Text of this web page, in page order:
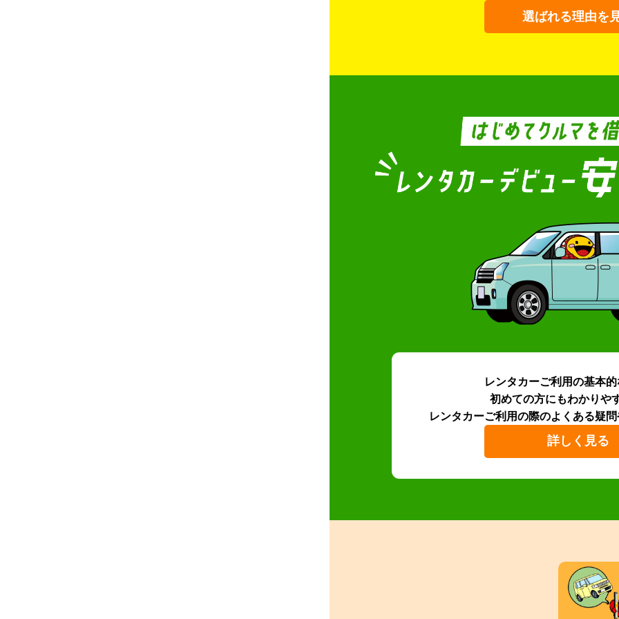
選ばれる理由を
レンタカーご利用の基本
初めての方にもわかりや
レンタカーご利用の際のよくある疑問
詳しく見る